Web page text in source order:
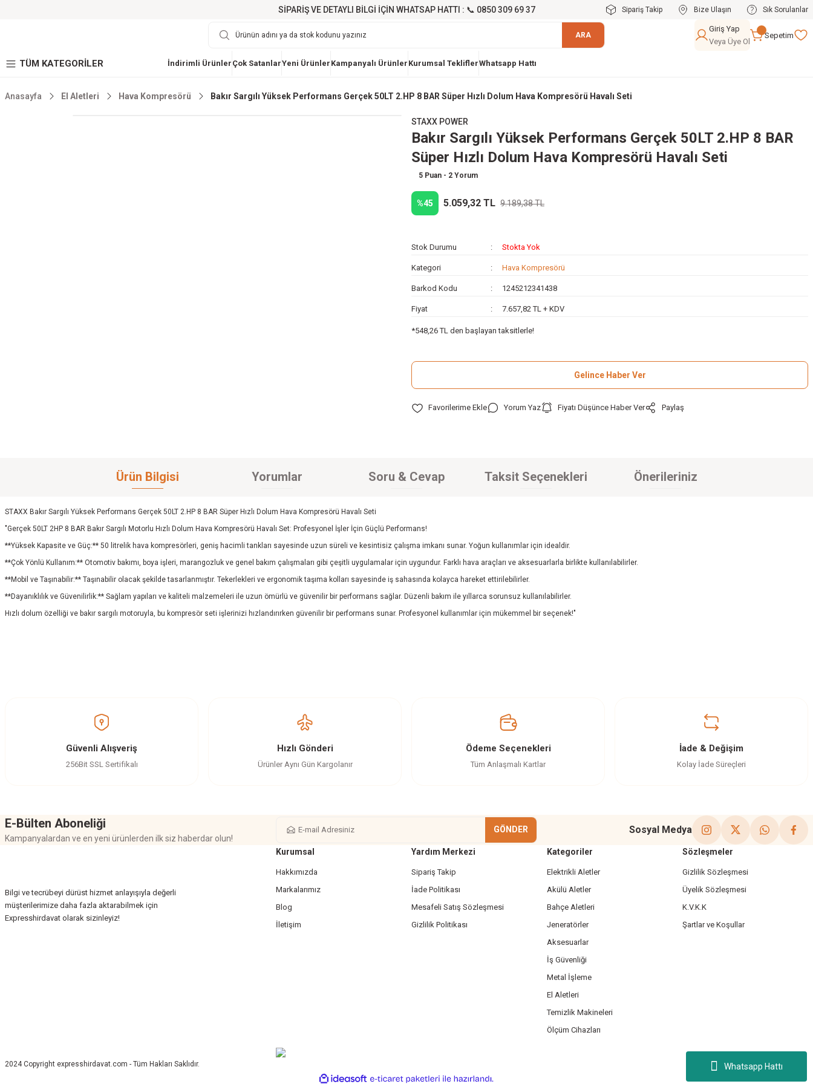
Whatsapp Hattı
SİPARİŞ VE DETAYLI BİLGİ İÇİN WHATSAP HATTI : 📞 0850 309 69 37 Sipariş Takip Bize Ulaşın Sık Sorulanlar
ARA
Giriş Yap
Veya Üye Ol
Sepetim
TÜM KATEGORİLER İndirimli Ürünler Çok SatanlarYeni Ürünler Kampanyalı Ürünler Kurumsal TekliflerWhatsapp Hattı
Anasayfa El Aletleri Hava Kompresörü Bakır Sargılı Yüksek Performans Gerçek 50LT 2.HP 8 BAR Süper Hızlı Dolum Hava Kompresörü Havalı Seti
STAXX POWER
Bakır Sargılı Yüksek Performans Gerçek 50LT 2.HP 8 BAR
Süper Hızlı Dolum Hava Kompresörü Havalı Seti
5 Puan - 2 Yorum
%45 5.059,32 TL 9.189,38 TL
Stok Durumu Stokta Yok
Kategori Hava Kompresörü
Barkod Kodu 1245212341438
Fiyat 7.657,82 TL + KDV
*548,26 TL den başlayan taksitlerle!
Gelince Haber Ver
Yorum Yaz Fiyatı Düşünce Haber Ver Paylaş
Ürün Bilgisi Yorumlar Soru & Cevap Taksit Seçenekleri Önerileriniz
STAXX Bakır Sargılı Yüksek Performans Gerçek 50LT 2.HP 8 BAR Süper Hızlı Dolum Hava Kompresörü Havalı Seti
"Gerçek 50LT 2HP 8 BAR Bakır Sargılı Motorlu Hızlı Dolum Hava Kompresörü Havalı Set: Profesyonel İşler İçin Güçlü Performans!
**Yüksek Kapasite ve Güç:** 50 litrelik hava kompresörleri, geniş hacimli tankları sayesinde uzun süreli ve kesintisiz çalışma imkanı sunar. Yoğun kullanımlar için idealdir.
**Çok Yönlü Kullanım:** Otomotiv bakımı, boya işleri, marangozluk ve genel bakım çalışmaları gibi çeşitli uygulamalar için uygundur. Farklı hava araçları ve aksesuarlarla birlikte kullanılabilirler.
**Mobil ve Taşınabilir:** Taşınabilir olacak şekilde tasarlanmıştır. Tekerlekleri ve ergonomik taşıma kolları sayesinde iş sahasında kolayca hareket ettirilebilirler.
**Dayanıklılık ve Güvenilirlik:** Sağlam yapıları ve kaliteli malzemeleri ile uzun ömürlü ve güvenilir bir performans sağlar. Düzenli bakım ile yıllarca sorunsuz kullanılabilirler.
Hızlı dolum özelliği ve bakır sargılı motoruyla, bu kompresör seti işlerinizi hızlandırırken güvenilir bir performans sunar. Profesyonel kullanımlar için mükemmel bir seçenek!"
Bu kompresör, hem güçlü hem de kullanımı kolay bir ürün. İnşaat projelerimde ve araç bakımı işlerimde sıkça kullanıyorum ve her seferinde başarılı sonuçlar alıyorum. Kaliteli bir ürün
M... A... | 11/06/2024
MEHMET DEMİR ALP | 11/06/2024
Ürün açıklamasında eksik bilgiler bulunuyor.
Gönder
Güvenli Alışveriş
256Bit SSL Sertifikalı
Hızlı Gönderi
Ürünler Aynı Gün Kargolanır
Ödeme Seçenekleri
Tüm Anlaşmalı Kartlar
İade & Değişim
Kolay İade Süreçleri
E-Bülten Aboneliği
Kampanyalardan ve en yeni ürünlerden ilk siz haberdar olun!
GÖNDER Sosyal Medya
Bilgi ve tecrübeyi dürüst hizmet anlayışıyla değerli
müşterilerimize daha fazla aktarabilmek için
Expresshirdavat olarak sizinleyiz!
Kurumsal
Hakkımızda
Markalarımız
Blog
İletişim
Yardım Merkezi
Sipariş Takip
İade Politikası
Mesafeli Satış Sözleşmesi
Gizlilik Politikası
Kategoriler
Elektrikli Aletler
Akülü Aletler
Bahçe Aletleri
Jeneratörler
Aksesuarlar
İş Güvenliği
Metal İşleme
El Aletleri
Temizlik Makineleri
Ölçüm Cihazları
Sözleşmeler
Gizlilik Sözleşmesi
Üyelik Sözleşmesi
K.V.K.K
Şartlar ve Koşullar
2024 Copyright expresshirdavat.com - Tüm Hakları Saklıdır.
ideasoft
e-